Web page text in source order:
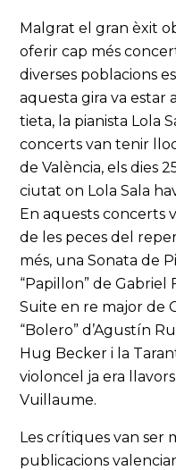
Malgrat el gran èxit
oferir cap més
diverses poblacions
aquesta gira va estar
tieta, la pianista Lola
concerts van tenir
de València, els dies
ciutat on Lola Sala
En aquests concerts
de les peces del
més, una Sonata de
“Papillon” de Gabriel
Suite en re major de
“Bolero” d’Agustín
Hug Becker i la
violoncel ja era
Vuillaume.
Les crítiques van ser
publicacions